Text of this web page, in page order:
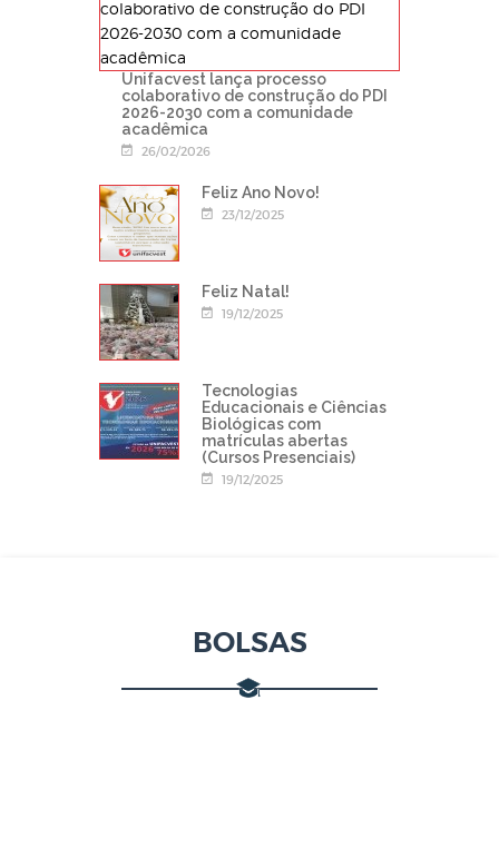
Unifacvest lança processo
colaborativo de construção do PDI
2026-2030 com a comunidade
acadêmica
26/02/2026
Feliz Ano Novo!
23/12/2025
Feliz Natal!
19/12/2025
Tecnologias
Educacionais e Ciências
Biológicas com
matrículas abertas
(Cursos Presenciais)
19/12/2025
BOLSAS